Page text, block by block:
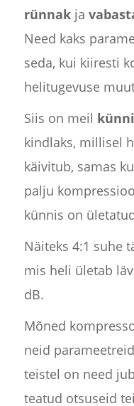
rünnakja
Need kaks
seda, kui kiiresti
helitugevuse
Siis on meil
kindlaks, millisel
käivitub, samas
palju
künnis on
Näiteks 4:1 suhe
mis heli ületab
dB.
Mõned
neid
teistel on need
teatud otsuseid